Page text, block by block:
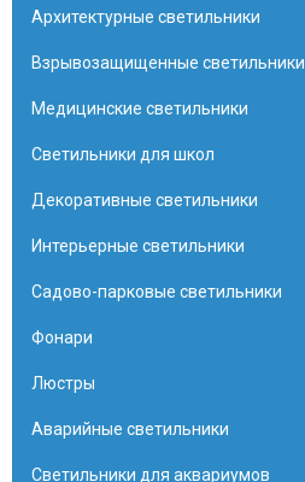
Архитектурные светильники
Взрывозащищенные светильники
Медицинские светильники
Светильники для школ
Декоративные светильники
Интерьерные светильники
Садово-парковые светильники
Фонари
Люстры
Аварийные светильники
Светильники для аквариумов